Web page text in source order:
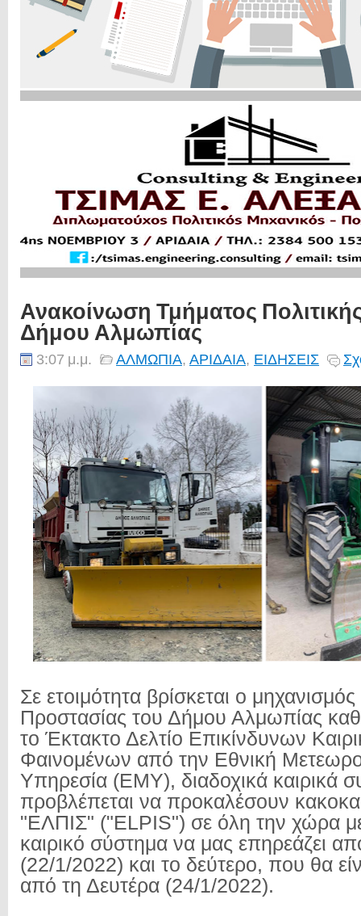
Ανακοίνωση Τμήματος
Δήμου Αλμωπίας
3:07 μ.μ. ΑΛΜΩΠΙΑ, ΑΡΙΔΑΙΑ, ΕΙΔΗΣΕΙΣ
Σε ετοιμότητα βρίσκεται ο μηχανισμός
Προστασίας του Δήμου Αλμωπίας
το Έκτακτο Δελτίο Επικίνδυνων
Φαινομένων από την Εθνική
Υπηρεσία (ΕΜΥ), διαδοχικά καιρικά
προβλέπεται να προκαλέσουν
"ΕΛΠΙΣ" ("ELPIS") σε όλη την χώρα
καιρικό σύστημα να μας επηρεάζει
(22/1/2022) και το δεύτερο, που θα
από τη Δευτέρα (24/1/2022).